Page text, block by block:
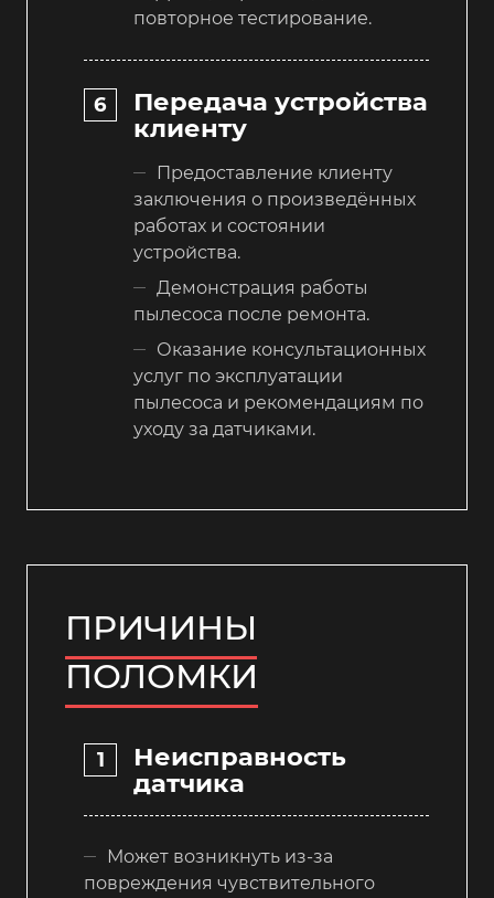
повторное тестирование.
Передача устройства
клиенту
Предоставление клиенту
заключения о произведённых
работах и состоянии
устройства.
Демонстрация работы
пылесоса после ремонта.
Оказание консультационных
услуг по эксплуатации
пылесоса и рекомендациям по
уходу за датчиками.
ПРИЧИНЫ
ПОЛОМКИ
Неисправность
датчика
Может возникнуть из-за
повреждения чувствительного